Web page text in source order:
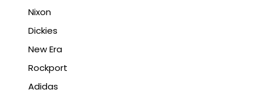
Nixon
Dickies
New Era
Rockport
Adidas